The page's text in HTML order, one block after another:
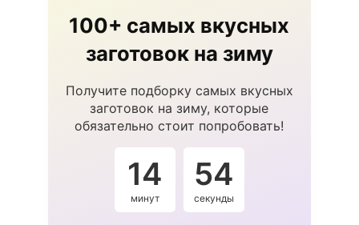
100+ самых вкусных
заготовок на зиму
Получите подборку самых вкусных
заготовок на зиму, которые
обязательно стоит попробовать!
14
минут
54
секунды